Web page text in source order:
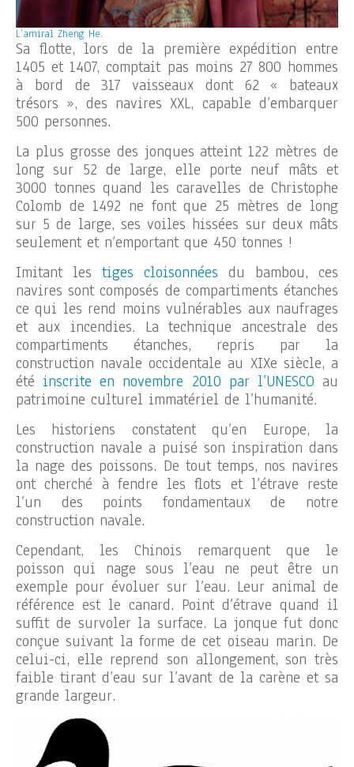
L’amiral Zheng He.
Sa flotte, lors de la première expédition entre
1405 et 1407, comptait pas moins 27 800 hommes
à bord de 317 vaisseaux dont 62 « bateaux
trésors », des navires XXL, capable d’embarquer
500 personnes.
La plus grosse des jonques atteint 122 mètres de
long sur 52 de large, elle porte neuf mâts et
3000 tonnes quand les caravelles de Christophe
Colomb de 1492 ne font que 25 mètres de long
sur 5 de large, ses voiles hissées sur deux mâts
seulement et n’emportant que 450 tonnes !
Imitant les tiges cloisonnées du bambou, ces
navires sont composés de compartiments étanches
ce qui les rend moins vulnérables aux naufrages
et aux incendies. La technique ancestrale des
compartiments étanches, repris par la
construction navale occidentale au XIXe siècle, a
été inscrite en novembre 2010 par l’UNESCO au
patrimoine culturel immatériel de l’humanité.
Les historiens constatent qu’en Europe, la
construction navale a puisé son inspiration dans
la nage des poissons. De tout temps, nos navires
ont cherché à fendre les flots et l’étrave reste
l’un des points fondamentaux de notre
construction navale.
Cependant, les Chinois remarquent que le
poisson qui nage sous l’eau ne peut être un
exemple pour évoluer sur l’eau. Leur animal de
référence est le canard. Point d’étrave quand il
suffit de survoler la surface. La jonque fut donc
conçue suivant la forme de cet oiseau marin. De
celui-ci, elle reprend son allongement, son très
faible tirant d’eau sur l’avant de la carène et sa
grande largeur.